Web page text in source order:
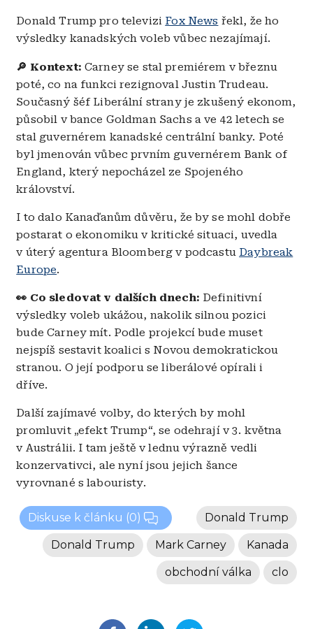
Donald Trump pro televizi Fox News řekl, že ho
výsledky kanadských voleb vůbec nezajímají.
🔎 Kontext: Carney se stal premiérem v březnu
poté, co na funkci rezignoval Justin Trudeau.
Současný šéf Liberální strany je zkušený ekonom,
působil v bance Goldman Sachs a ve 42 letech se
stal guvernérem kanadské centrální banky. Poté
byl jmenován vůbec prvním guvernérem Bank of
England, který nepocházel ze Spojeného
království.
I to dalo Kanaďanům důvěru, že by se mohl dobře
postarat o ekonomiku v kritické situaci, uvedla
v úterý agentura Bloomberg v podcastu Daybreak
Europe.
👀 Co sledovat v dalších dnech: Definitivní
výsledky voleb ukážou, nakolik silnou pozici
bude Carney mít. Podle projekcí bude muset
nejspíš sestavit koalici s Novou demokratickou
stranou. O její podporu se liberálové opírali i
dříve.
Další zajímavé volby, do kterých by mohl
promluvit „efekt Trump“, se odehrají v 3. května
v Austrálii. I tam ještě v lednu výrazně vedli
konzervativci, ale nyní jsou jejich šance
vyrovnané s labouristy.
Diskuse k článku (0) Donald Trump
Kanada
Mark Carney
Donald Trump
clo
obchodní válka